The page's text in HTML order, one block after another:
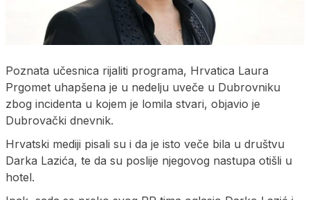
Poznata učesnica rijaliti programa, Hrvatica Laura
Prgomet uhapšena je u nedelju uveče u Dubrovniku
zbog incidenta u kojem je lomila stvari, objavio je
Dubrovački dnevnik.
Hrvatski mediji pisali su i da je isto veče bila u društvu
Darka Lazića, te da su poslije njegovog nastupa otišli u
hotel.